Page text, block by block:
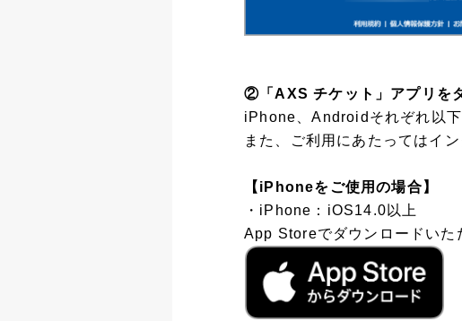
②「AXS チケット」アプリを
iPhone、Androidそれぞれ以下
また、ご利用にあたってはイ
【iPhoneをご使用の場合】
・iPhone：iOS14.0以上
App Storeでダウンロードいた